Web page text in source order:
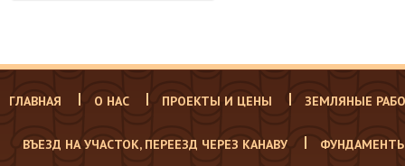
ГЛАВНАЯ О НАС ПРОЕКТЫ И ЦЕНЫ ЗЕМЛЯНЫЕ
ВЪЕЗД НА УЧАСТОК, ПЕРЕЕЗД ЧЕРЕЗ КАНАВУ